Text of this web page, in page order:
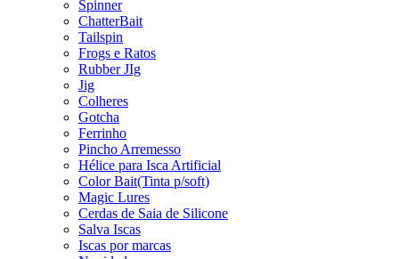
Spinner
ChatterBait
Tailspin
Frogs e Ratos
Rubber JIg
Jig
Colheres
Gotcha
Ferrinho
Pincho Arremesso
Hélice para Isca Artificial
Color Bait(Tinta p/soft)
Magic Lures
Cerdas de Saia de Silicone
Salva Iscas
Iscas por marcas